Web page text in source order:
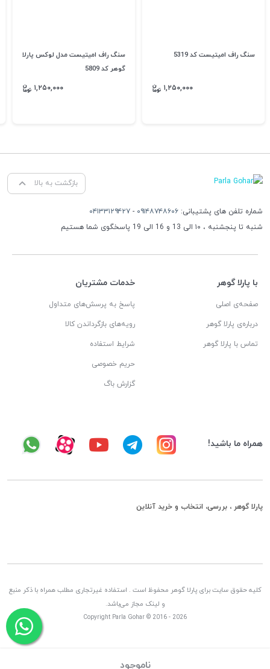
سنگ راف امیتیست کد 5319
۱,۲۵۰,۰۰۰
سنگ راف امیتیست مدل لوکس پارلا
گوهر کد 5809
۱,۲۵۰,۰۰۰
ناموجود
بازگشت به بالا
شماره تلفن های پشتیبانی: ۰۹۱۴۸۷۴۸۶۰۶ - ۰۴۱۳۳۱۲۹۴۲۷
شنبه تا پنجشنبه ، ۱۰ الی 13 و 16 الی 19 پاسخگوی شما هستیم
با پارلا گوهر
صفحه‌ی اصلی
درباره‌ی پارلا گوهر
تماس با پارلا گوهر
خدمات مشتریان
پاسخ به پرسش‌های متداول
رویه‌های بازگرداندن کالا
شرایط استفاده
حریم خصوصی
گزارش باگ
همراه ما باشید!
پارلا گوهر ، بررسی، انتخاب و خرید آنلاین
کلیه حقوق سایت برای پارلا گوهر محفوظ است . استفاده غیرتجاری مطلب همراه با ذکر منبع
و لینک مجاز می‌باشد.
Copyright Parla Gohar © 2016 - 2026